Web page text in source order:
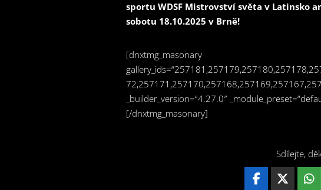
sportu WDSF Mistrovství světa v Latinsko
sobotu 18.10.2025 v Brně!
[dnxtmg_masonary
_builder_version=“4.27.0″
[/dnxtmg_masonary]
Sdílejte,